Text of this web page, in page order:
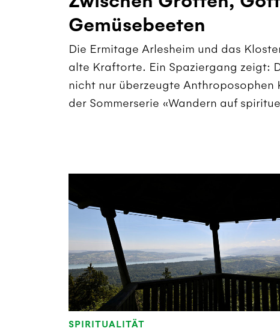
Gemüsebeeten
Die Ermitage Arlesheim und das
alte Kraftorte. Ein Spaziergang zeigt:
nicht nur überzeugte Anthroposophen
der Sommerserie «Wandern auf
SPIRITUALITÄT